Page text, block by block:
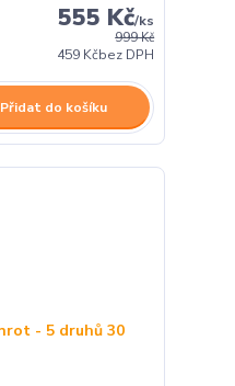
999 Kč
555 Kč/ks
459 Kčbez DPH
Přidat do košíku